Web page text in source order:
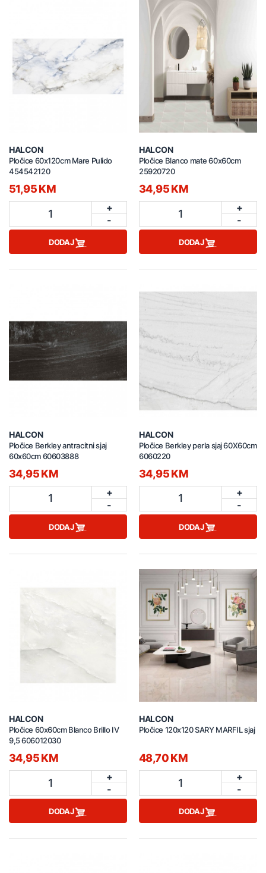
HALCON
Pločice 60x120cm Mare Pulido
454542120
51,95 KM
1
+
-
DODAJ
HALCON
Pločice Blanco mate 60x60cm
25920720
34,95 KM
1
+
-
DODAJ
HALCON
Pločice Berkley antracitni sjaj
60x60cm 60603888
34,95 KM
1
+
-
DODAJ
HALCON
Pločice Berkley perla sjaj 60X60cm
6060220
34,95 KM
1
+
-
DODAJ
HALCON
Pločice 60x60cm Blanco Brillo IV
9,5 606012030
34,95 KM
1
+
-
DODAJ
HALCON
Pločice 120x120 SARY MARFIL sjaj
48,70 KM
1
+
-
DODAJ